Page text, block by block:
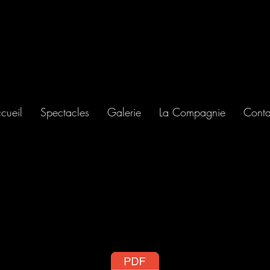
Spectacles Galerie La Compagnie